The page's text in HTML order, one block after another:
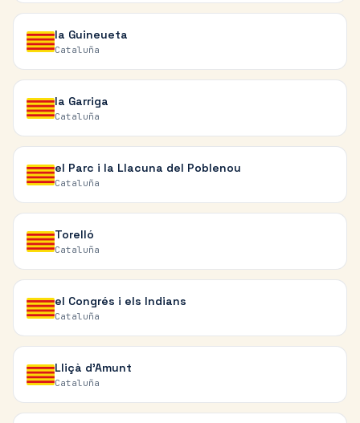
la Guineueta
Cataluña
la Garriga
Cataluña
el Parc i la Llacuna del Poblenou
Cataluña
Torelló
Cataluña
el Congrés i els Indians
Cataluña
Lliçà d'Amunt
Cataluña